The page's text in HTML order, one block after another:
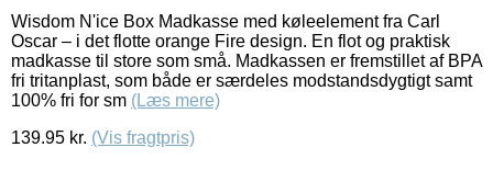
Wisdom N'ice Box Madkasse med køleelement fra Carl
Oscar – i det flotte orange Fire design. En flot og praktisk
madkasse til store som små. Madkassen er fremstillet af BPA
fri tritanplast, som både er særdeles modstandsdygtigt samt
100% fri for sm (Læs mere)
139.95 kr. (Vis fragtpris)